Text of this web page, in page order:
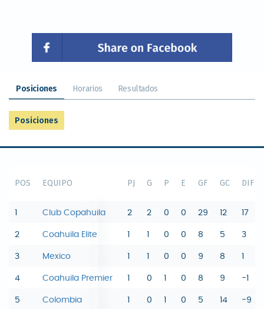
Posiciones Horarios Resultados
Posiciones
POS EQUIPO PJ G P E GF GC DIF
Club Copahuila 2 2 0 0 29 12 17
2 Coahuila Elite 0 0 8 5 3
3 Mexico 0 0 9 8
4 Coahuila Premier 0 0 8 9 -1
5 Colombia 0 0 5 14 -9